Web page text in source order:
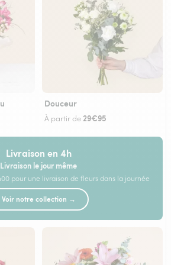
Douceur
À partir de 29€95
Livraison en 4h
Livraison le jour même
pour une livraison de fleurs dans la journée
Voir notre collection →